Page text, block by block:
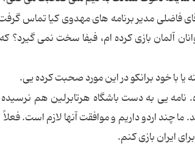
فاضلى مدیر برنامه هاى مهدوى كیا تماس
آلمان بازى كرده ام، فیفا سخت نمى گیرد؟
با خود برانكو در این مورد صحبت كرده یى.
نامه یى به دست باشگاه هرتابرلین هم
ما چند اردو داریم و موافقت آنها لازم است.
ایران بازى كنم.